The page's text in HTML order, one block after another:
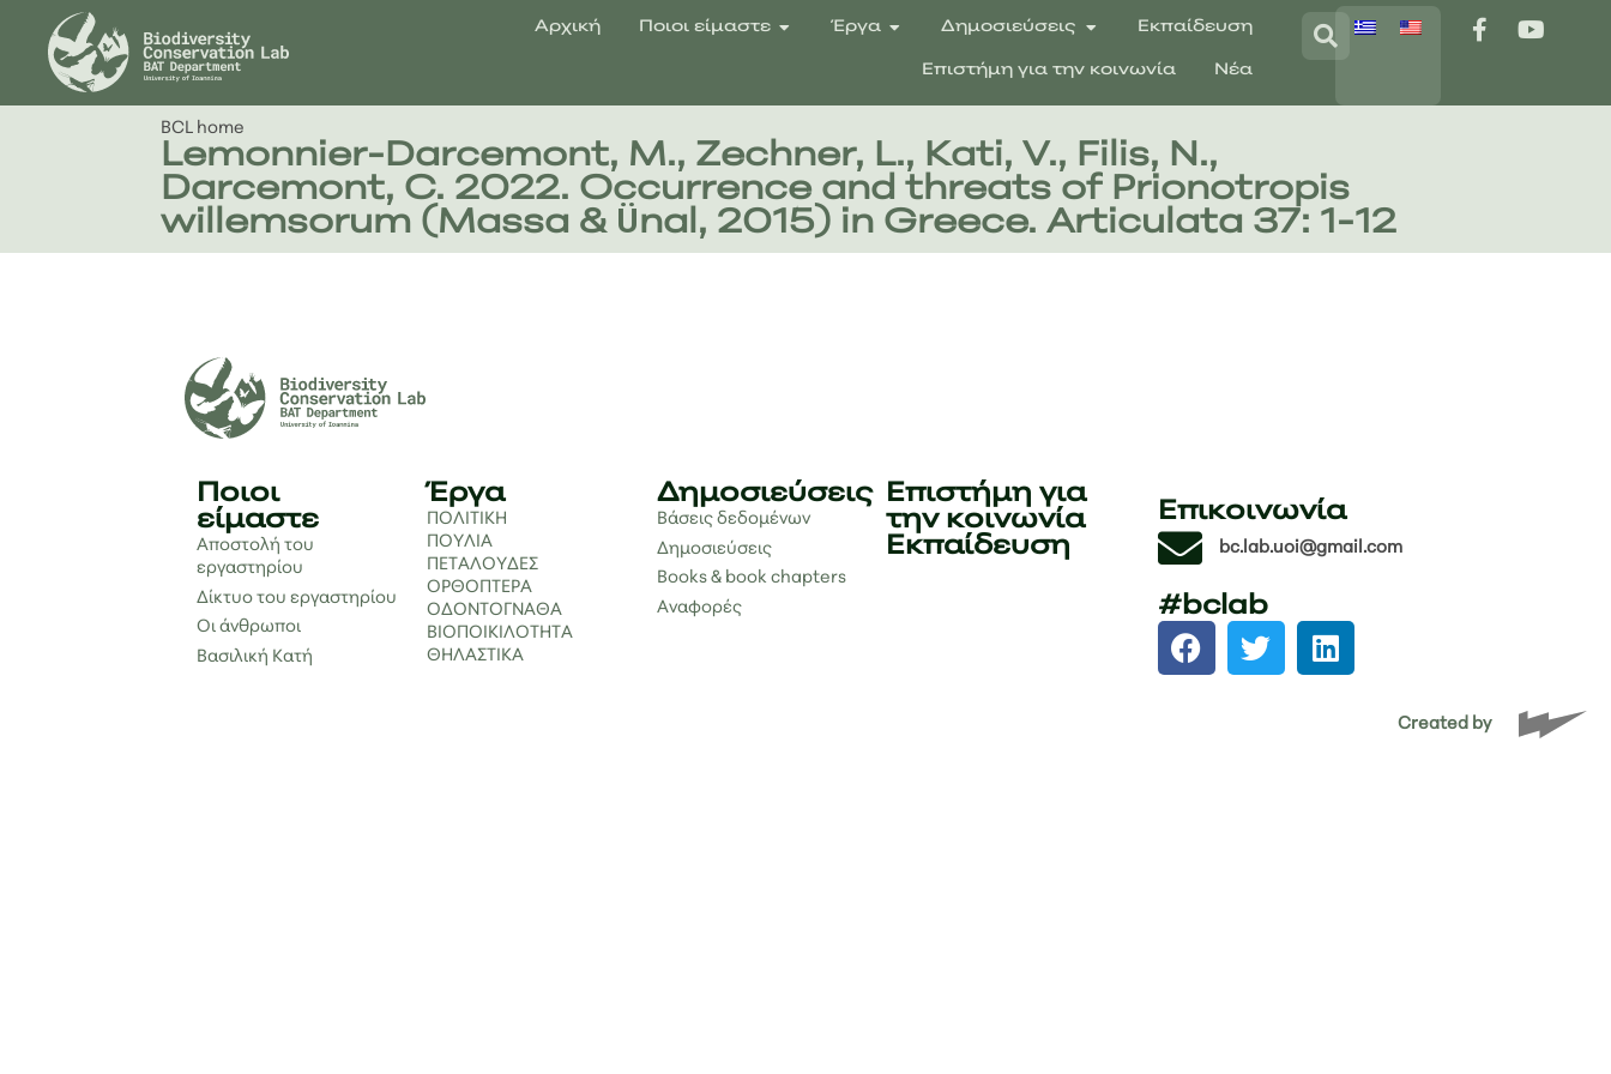
Αρχική Ποιοι είμαστε Έργα Δημοσιεύσεις Εκπαίδευση
Επιστήμη για την κοινωνία Νέα
BCL home
Lemonnier-Darcemont, Μ., Zechner, L., Kati, V., Filis, N.,
Darcemont, C. 2022. Occurrence and threats of Prionotropis
willemsorum (Massa & Ünal, 2015) in Greece. Articulata 37: 1-12
Created by
Ποιοι
είμαστε
Αποστολή του
εργαστηρίου
Δίκτυο του εργαστηρίου
Οι άνθρωποι
Βασιλική Κατή
Έργα
ΠΟΛΙΤΙΚΗ
ΠΟΥΛΙΑ
ΠΕΤΑΛΟΥΔΕΣ
ΟΡΘΟΠΤΕΡΑ
ΟΔΟΝΤΟΓΝΑΘΑ
ΒΙΟΠΟΙΚΙΛΟΤΗΤΑ
ΘΗΛΑΣΤΙΚΑ
Δημοσιεύσεις
Βάσεις δεδομένων
Δημοσιεύσεις
Books & book chapters
Αναφορές
Επιστήμη για
την κοινωνία
Εκπαίδευση
Επικοινωνία
bc.lab.uoi@gmail.com
#bclab